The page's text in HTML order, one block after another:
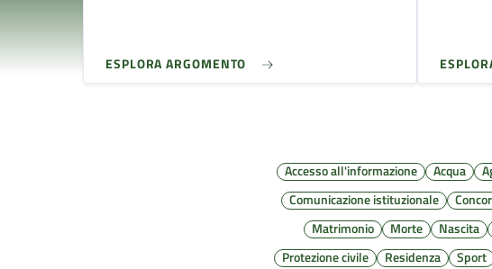
ESPLORA ARGOMENTO
Accesso all'informazione
Acqua
Comunicazione istituzionale
Matrimonio
Morte Nascita
Protezione civile
Residenza Sport